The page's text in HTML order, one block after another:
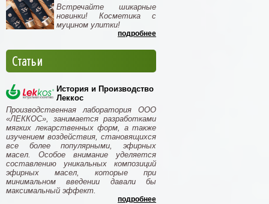
Встречайте шикарные
новинки! Косметика с
муцином улитки!
подробнее
Статьи
История и Производство
Леккос
Производственная лаборатория ООО
«ЛЕККОС», занимается разработками
мягких лекарственных форм, а также
изучением воздействия, становящихся
все более популярными, эфирных
масел. Особое внимание уделяется
составлению уникальных композиций
эфирных масел, которые при
минимальном введении давали бы
максимальный эффект.
подробнее